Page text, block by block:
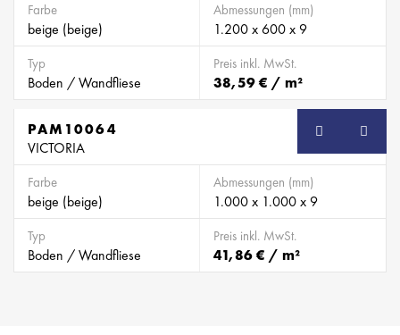
Farbe
beige (beige)
Abmessungen (mm)
1.200 x 600 x 9
Typ
Boden / Wandfliese
Preis inkl. MwSt.
38,59 € / m²
PAM10064
VICTORIA
Farbe
beige (beige)
Abmessungen (mm)
1.000 x 1.000 x 9
Typ
Boden / Wandfliese
Preis inkl. MwSt.
41,86 € / m²